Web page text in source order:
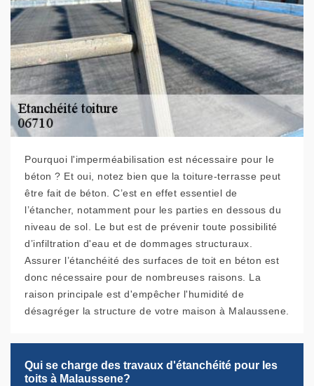
Pourquoi l'imperméabilisation est nécessaire pour le
béton ? Et oui, notez bien que la toiture-terrasse peut
être fait de béton. C’est en effet essentiel de
l’étancher, notamment pour les parties en dessous du
niveau de sol. Le but est de prévenir toute possibilité
d’infiltration d'eau et de dommages structuraux.
Assurer l’étanchéité des surfaces de toit en béton est
donc nécessaire pour de nombreuses raisons. La
raison principale est d'empêcher l'humidité de
désagréger la structure de votre maison à Malaussene.
Qui se charge des travaux d'étanchéité pour les
toits à Malaussene?